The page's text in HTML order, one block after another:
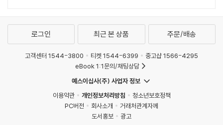
로그인 최근 본 상품 주문/배송
고객센터 1544-3800 티켓 1544-6399
중고샵 1566-4295
eBook 1:1문의/채팅상담
예스이십사(주) 사업자 정보
이용약관
개인정보처리방침
청소년보호정책
PC버전
회사소개
거래처관계자께
도서홍보
광고